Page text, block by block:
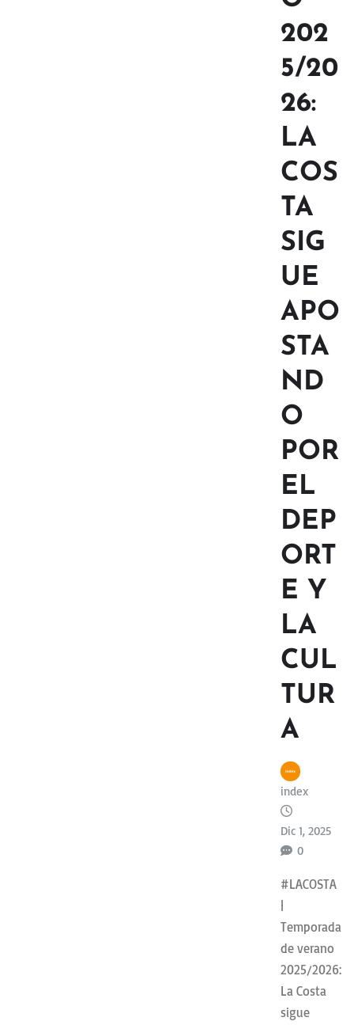
202
5/20
26:
LA
COS
TA
SIG
UE
APO
STA
ND
O
POR
EL
DEP
ORT
E Y
LA
CUL
TUR
A
index
Dic 1, 2025
0
#LACOSTA
|
Temporada
de verano
2025/2026:
La Costa
sigue